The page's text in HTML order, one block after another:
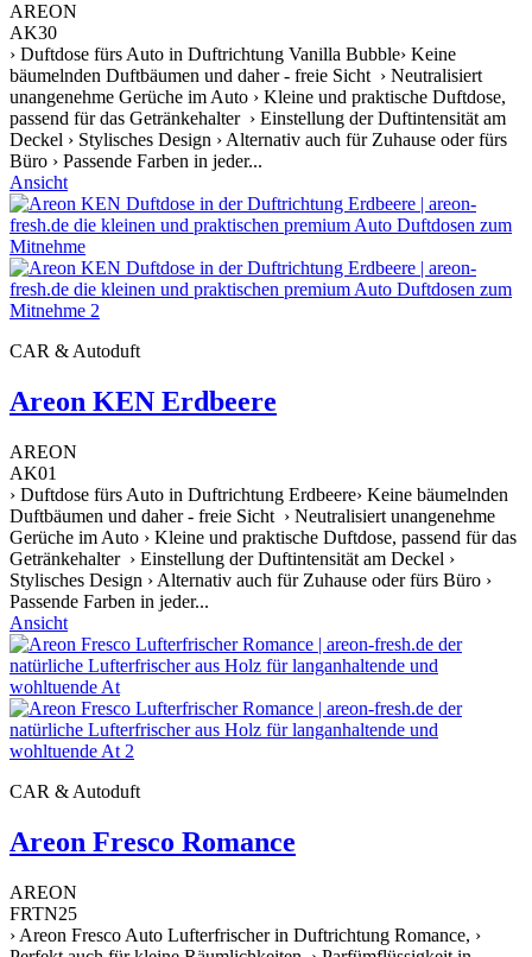
AREON
AK30
› Duftdose fürs Auto in Duftrichtung Vanilla Bubble› Keine
bäumelnden Duftbäumen und daher - freie Sicht › Neutralisiert
unangenehme Gerüche im Auto › Kleine und praktische Duftdose,
passend für das Getränkehalter › Einstellung der Duftintensität am
Deckel › Stylisches Design › Alternativ auch für Zuhause oder fürs
Büro › Passende Farben in jeder...
Ansicht
CAR & Autoduft
Areon KEN Erdbeere
AREON
AK01
› Duftdose fürs Auto in Duftrichtung Erdbeere› Keine bäumelnden
Duftbäumen und daher - freie Sicht › Neutralisiert unangenehme
Gerüche im Auto › Kleine und praktische Duftdose, passend für das
Getränkehalter › Einstellung der Duftintensität am Deckel ›
Stylisches Design › Alternativ auch für Zuhause oder fürs Büro ›
Passende Farben in jeder...
Ansicht
CAR & Autoduft
Areon Fresco Romance
AREON
FRTN25
› Areon Fresco Auto Lufterfrischer in Duftrichtung Romance, ›